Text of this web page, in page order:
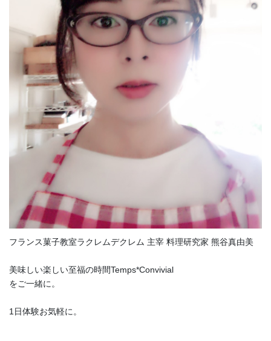
フランス菓子教室ラクレムデクレム 主宰 料理研究家 熊谷真由美
美味しい楽しい至福の時間Temps*Convivial
をご一緒に。
1日体験お気軽に。